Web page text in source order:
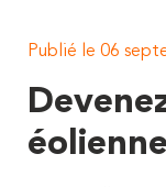
Publié le 06